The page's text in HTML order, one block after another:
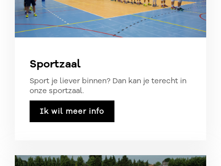
Sportzaal
Sport je liever binnen? Dan kan je terecht in
onze sportzaal.
Ik wil meer info